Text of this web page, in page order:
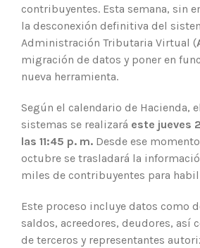
contribuyentes. Esta semana, sin
la desconexión definitiva del
Administración Tributaria Virtual (
migración de datos y poner en
nueva herramienta.
Según el calendario de Hacienda,
sistemas se realizará este jueves
las 11:45 p. m. Desde ese
octubre se trasladará la
miles de contribuyentes para
Este proceso incluye datos como
saldos, acreedores, deudores, así
de terceros y representantes